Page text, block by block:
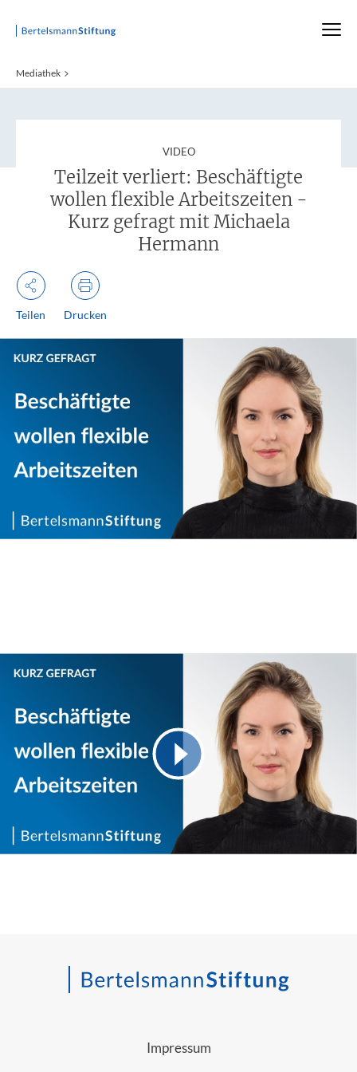
Startseite
Mediathek
VIDEO:
Teilzeit verliert: Beschäftigte
wollen flexible Arbeitszeiten -
Kurz gefragt mit Michaela
Hermann
Teilen Drucken
Impressum